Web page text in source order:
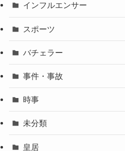
インフルエンサー
スポーツ
バチェラー
事件・事故
時事
未分類
皇居